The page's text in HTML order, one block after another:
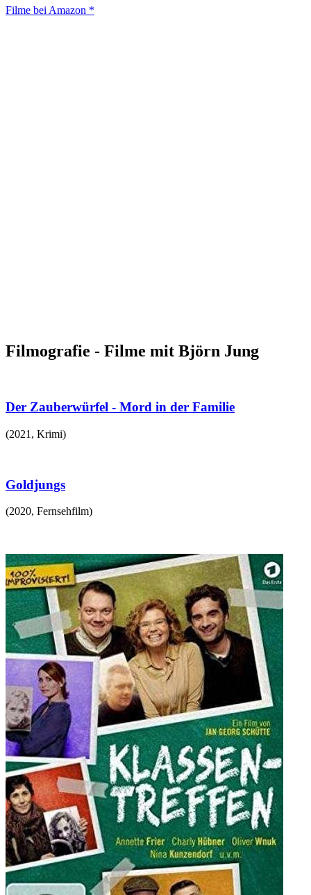
Filme bei Amazon *
Filmografie - Filme mit Björn Jung
Der Zauberwürfel - Mord in der Familie
(2021 , Krimi)
Goldjungs
(2020, Fernsehfilm)